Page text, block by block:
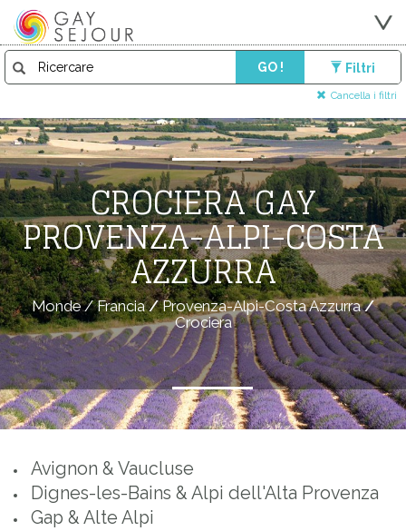
GO ! Filtri
Cancella i filtri
CROCIERA GAY
PROVENZA-ALPI-COSTA
AZZURRA
Monde/Francia/Provenza-Alpi-Costa Azzurra/
Crociera
Avignon & Vaucluse
Dignes-les-Bains & Alpi dell'Alta Provenza
Gap & Alte Alpi